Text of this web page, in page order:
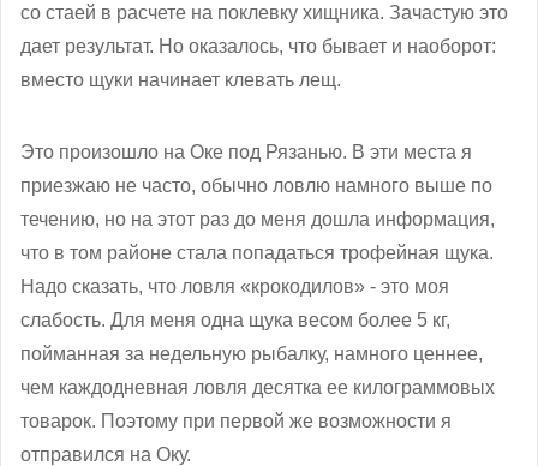
со стаей в расчете на поклевку хищника. Зачастую это
дает результат. Но оказалось, что бывает и наоборот:
вместо щуки начинает клевать лещ.
Это произошло на Оке под Рязанью. В эти места я
приезжаю не часто, обычно ловлю намного выше по
течению, но на этот раз до меня дошла информация,
что в том районе стала попадаться трофейная щука.
Надо сказать, что ловля «крокодилов» - это моя
слабость. Для меня одна щука весом более 5 кг,
пойманная за недельную рыбалку, намного ценнее,
чем каждодневная ловля десятка ее килограммовых
товарок. Поэтому при первой же возможности я
отправился на Оку.